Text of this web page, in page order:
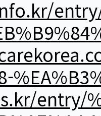
entry/
entry/